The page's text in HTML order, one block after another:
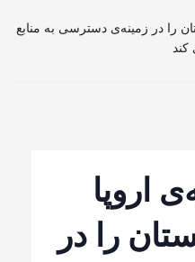
را در زمینه‌ی دسترسی به منابع
اروپا
را در